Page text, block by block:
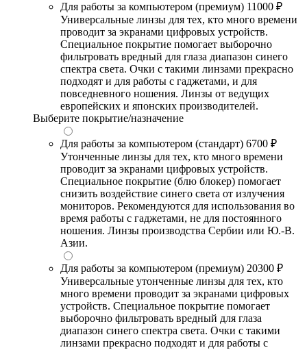
Для работы за компьютером (премиум) 11000 ₽
Универсальные линзы для тех, кто много времени
проводит за экранами цифровых устройств.
Специальное покрытие помогает выборочно
фильтровать вредный для глаза диапазон синего
спектра света. Очки с такими линзами прекрасно
подходят и для работы с гаджетами, и для
повседневного ношения. Линзы от ведущих
европейских и японских производителей.
Выберите покрытие/назначение
Для работы за компьютером (стандарт) 6700 ₽
Утонченные линзы для тех, кто много времени
проводит за экранами цифровых устройств.
Специальное покрытие (блю блокер) помогает
снизить воздействие синего света от излучения
мониторов. Рекомендуются для использования во
время работы с гаджетами, не для постоянного
ношения. Линзы производства Сербии или Ю.-В.
Азии.
Для работы за компьютером (премиум) 20300 ₽
Универсальные утонченные линзы для тех, кто
много времени проводит за экранами цифровых
устройств. Специальное покрытие помогает
выборочно фильтровать вредный для глаза
диапазон синего спектра света. Очки с такими
линзами прекрасно подходят и для работы с